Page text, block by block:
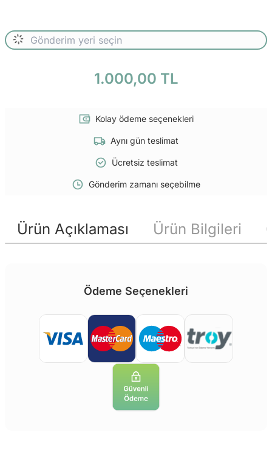
1.000,00 TL
Kolay ödeme seçenekleri
Aynı gün teslimat
Ücretsiz teslimat
Gönderim zamanı seçebilme
Ürün Açıklaması Ürün Bilgileri
Ödeme Seçenekleri